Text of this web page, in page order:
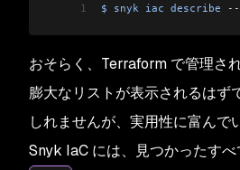
1 $ snyk iac describe --
おそらく、Terraform で管理さ
膨大なリストが表示されるはず
しれませんが、実用性に富んで
Snyk IaC には、見つかったす